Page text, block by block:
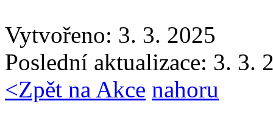
Vytvořeno: 3. 3. 2025
Poslední aktualizace: 3. 3.
<Zpět na Akce nahoru